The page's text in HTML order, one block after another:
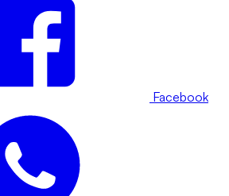
Facebook